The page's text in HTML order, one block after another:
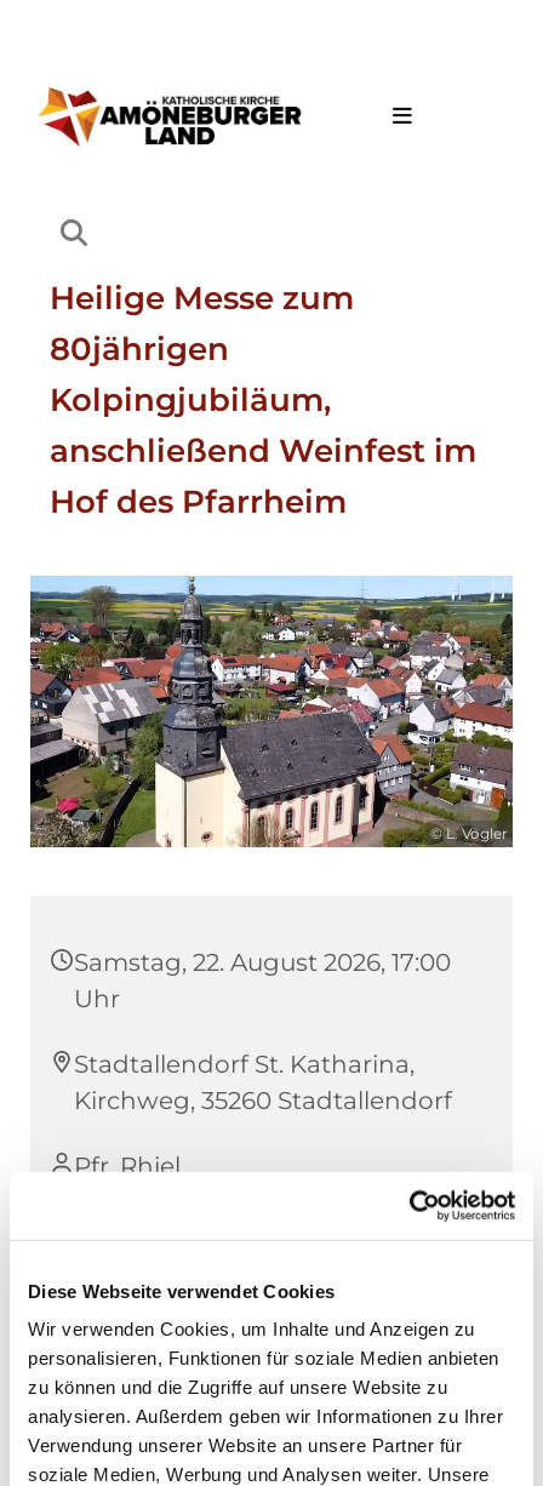
Diese Webseite verwendet Cookies
Wir verwenden Cookies, um Inhalte und Anzeigen zu
personalisieren, Funktionen für soziale Medien anbieten
zu können und die Zugriffe auf unsere Website zu
analysieren. Außerdem geben wir Informationen zu Ihrer
Verwendung unserer Website an unsere Partner für
soziale Medien, Werbung und Analysen weiter. Unsere
Heilige Messe zum
80jährigen
Kolpingjubiläum,
anschließend Weinfest im
Hof des Pfarrheim
© L. Vogler
Samstag, 22. August 2026, 17:00
Uhr
Stadtallendorf St. Katharina,
Kirchweg, 35260 Stadtallendorf
Pfr. Rhiel